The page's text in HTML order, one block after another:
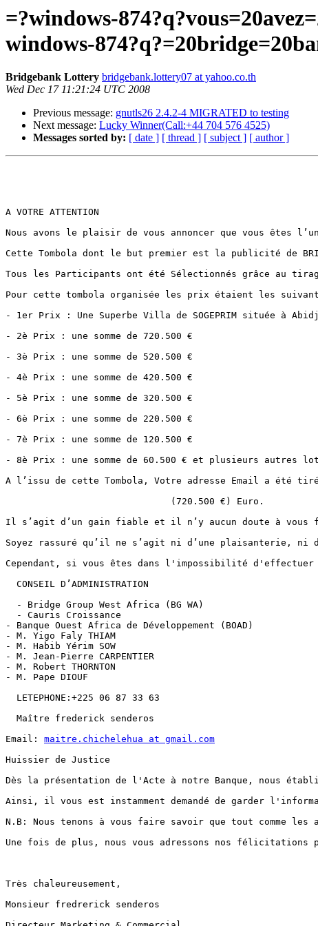
=?windows-
windows-
Bridgebank Lottery bridgebank.lottery07 at yahoo.co.th
Wed Dec 17 11:21:24 UTC 2008
Previous message: gnutls26 2.4.2-4 MIGRATED to testing
Next message: Lucky Winner(Call:+44 704 576 4525)
Messages sorted by: [ date ] [ thread ] [ subject ] [ author ]
A VOTRE ATTENTION
Nous avons le plaisir de vous annoncer que vous êtes
Cette Tombola dont le but premier est la publicité de
Tous les Participants ont été Sélectionnés grâce au
Pour cette tombola organisée les prix étaient les
- 1er Prix : Une Superbe Villa de SOGEPRIM située à
- 2è Prix : une somme de 720.500 €
- 3è Prix : une somme de 520.500 €
- 4è Prix : une somme de 420.500 €
- 5è Prix : une somme de 320.500 €
- 6è Prix : une somme de 220.500 €
- 7è Prix : une somme de 120.500 €
- 8è Prix : une somme de 60.500 € et plusieurs autres
A l’issu de cette Tombola, Votre adresse Email a été
                              (720.500 €) Euro.
Il s’agit d’un gain fiable et il n’y aucun doute à vous
Soyez rassuré qu’il ne s’agit ni d’une plaisanterie, ni
Cependant, si vous êtes dans l'impossibilité d'effectuer
  CONSEIL D’ADMINISTRATION
  - Bridge Group West Africa (BG WA)
  - Cauris Croissance
- Banque Ouest Africa de Développement (BOAD)
- M. Yigo Faly THIAM
- M. Habib Yérim SOW
- M. Jean-Pierre CARPENTIER
- M. Robert THORNTON
- M. Pape DIOUF
  LETEPHONE:+225 06 87 33 63
  Maître frederick senderos
Email: maitre.chichelehua at gmail.com
Huissier de Justice
Dès la présentation de l'Acte à notre Banque, nous
Ainsi, il vous est instamment demandé de garder
N.B: Nous tenons à vous faire savoir que tout comme
Une fois de plus, nous vous adressons nos félicitations
Très chaleureusement,
Monsieur fredrerick senderos